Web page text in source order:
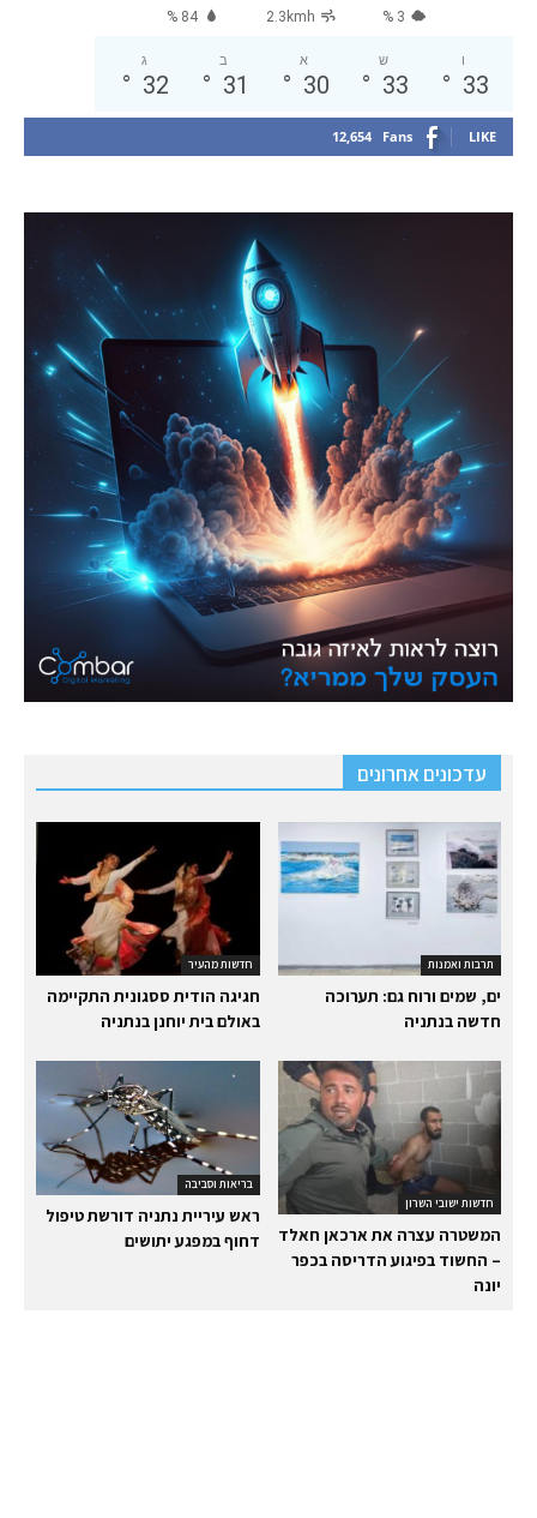
84 % 2.3kmh 3 %
ו
33
°
ש
33
°
א
30
°
ב
31
°
ג
32
°
12,654 Fans LIKE
עדכונים אחרונים
חדשות מהעיר
חגיגה הודית ססגונית התקיימה
באולם בית יוחנן בנתניה
תרבות ואמנות
ים, שמים ורוח גם: תערוכה
חדשה בנתניה
בריאות וסביבה
ראש עיריית נתניה דורשת טיפול
דחוף במפגע יתושים
חדשות ישובי השרון
המשטרה עצרה את ארכאן חאלד
– החשוד בפיגוע הדריסה בכפר
יונה